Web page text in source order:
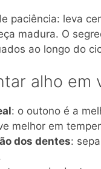
paciência: leva
madura. O
ao longo do
alho em
: o outono é a
melhor em
dos dentes: